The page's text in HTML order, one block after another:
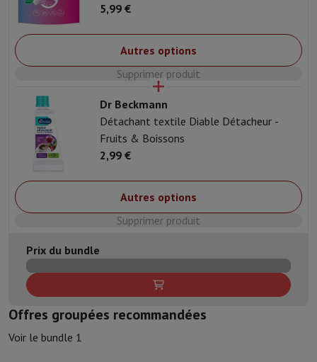
5,99 €
Autres options
Supprimer produit
Dr Beckmann
Détachant textile Diable Détacheur -
Fruits & Boissons
2,99 €
Autres options
Supprimer produit
Prix du bundle
Offres groupées recommandées
Voir le bundle 1